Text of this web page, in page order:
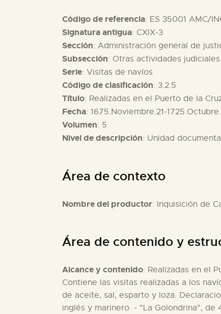
Código de referencia: ES 35001 AMC/
Signatura antigua: CXIX-3
Sección: Administración general de
Subsección: Otras actividades judiciales
Serie: Visitas de navíos
Código de clasificación: 3.2.5
Título: Realizadas en el Puerto de la
Fecha: 1675.Noviembre.21-
Volumen: 5
Nivel de descripción: Unidad
Área de contexto
Nombre del productor: Inquisición de
Área de contenido y
Alcance y contenido: Realizadas en el
Contiene las visitas realizadas a los
de aceite, sal, esparto y loza.
inglés y marinero. - "La Golondrina",